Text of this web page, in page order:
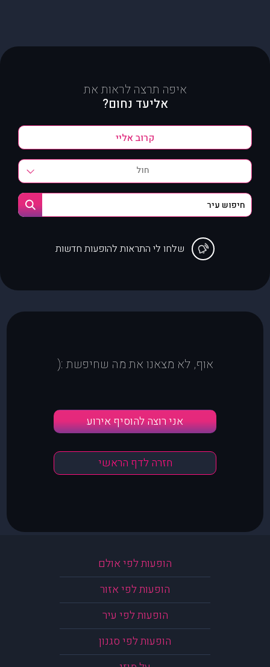
איפה תרצה לראות את
אליעד נחום?
חול
שלחו לי התראות להופעות חדשות
אוף, לא מצאנו את מה שחיפשת :(
אני רוצה להוסיף אירוע
חזרה לדף הראשי
הופעות לפי אולם
הופעות לפי אזור
הופעות לפי עיר
הופעות לפי סגנון